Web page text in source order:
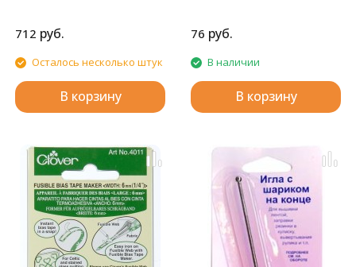
712 руб.
Осталось несколько штук
В корзину
76 руб.
В наличии
В корзину